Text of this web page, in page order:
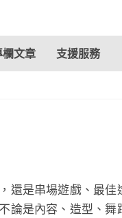
文章 支援服務
還是串場遊戲、最佳
論是內容、造型、舞